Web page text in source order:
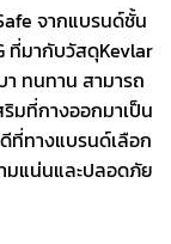
จากแบรนด์ชั้น
ที่มากับวัสดุKevlar
ทนทาน สามารถ
มที่กางออกมาเป็น
ที่ทางแบรนด์เลือก
มแน่นและปลอดภัย